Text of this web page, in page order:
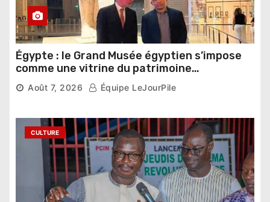
Égypte : le Grand Musée égyptien s’impose
comme une vitrine du patrimoine
pharaonique auprès des dirigeants
étrangers
Août 7, 2026 Équipe LeJourPile
CULTURE